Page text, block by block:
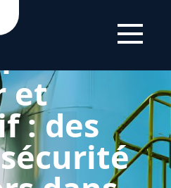
: PRÉVENIR ET
ACCOMPAGNER
un
et
: des